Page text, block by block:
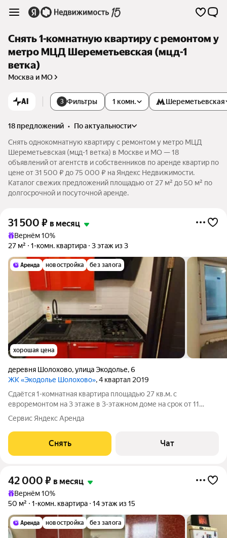
Снять 1-комнатную квартиру с ремонтом у
метро МЦД Шереметьевская (мцд-1
ветка)
Москва и МО
AI 3 Фильтры 1 комн. Шереметьевская
18 предложений •
по актуальности
Снять однокомнатную квартиру с ремонтом у метро МЦД
Шереметьевская (мцд-1 ветка) в Москве и МО — 18
объявлений от агентств и собственников по аренде квартир по
цене от 31 500 ₽ до 75 000 ₽ на Яндекс Недвижимости.
Каталог свежих предложений площадью от 27 м² до 50 м² по
долгосрочной и посуточной аренде.
31 500 ₽ в месяц
Вернём 10%
27 м²
1-комн. квартира 3 этаж из 3
новостройка без залога
хорошая цена
деревня Шолохово,улица Экодолье,6
ЖК «Экодолье Шолохово», 4 квартал 2019
Сдаётся 1-комнатная квартира площадью 27 кв.м. с
евроремонтом на 3 этаже в 3-этажном доме на срок от 11
месяцев. Из техники есть: Телевизор Стиральная машина
Холодильник Посудомоечная машина Дом - кирпичный, окна
выходят во двор. Во дворе есть
Сервис Яндекс Аренда
Снять Чат
42 000 ₽ в месяц
Вернём 10%
50 м²
1-комн. квартира 14 этаж из 15
новостройка без залога